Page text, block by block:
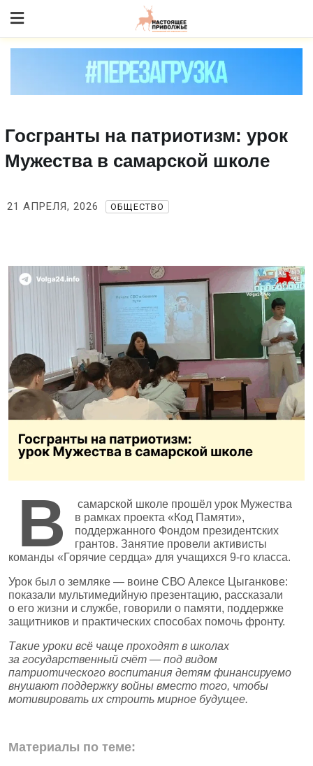
to content
Госгранты на патриотизм: урок
Мужества в самарской школе
21 АПРЕЛЯ, 2026 ОБЩЕСТВО
В
самарской школе прошёл урок Мужества
в рамках проекта «Код Памяти»,
поддержанного Фондом президентских
грантов. Занятие провели активисты
команды «Горячие сердца» для учащихся 9‑го класса.
Урок был о земляке — воине СВО Алексе Цыганкове:
показали мультимедийную презентацию, рассказали
о его жизни и службе, говорили о памяти, поддержке
защитников и практических способах помочь фронту.
Такие уроки всё чаще проходят в школах
за государственный счёт — под видом
патриотического воспитания детям финансируемо
внушают поддержку войны вместо того, чтобы
мотивировать их строить мирное будущее.
Материалы по теме: